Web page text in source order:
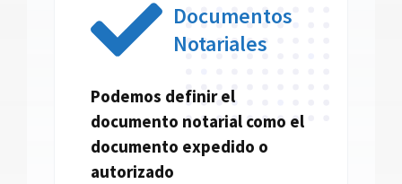
Documentos
Notariales
Podemos definir el
documento notarial como el
documento expedido o
autorizado